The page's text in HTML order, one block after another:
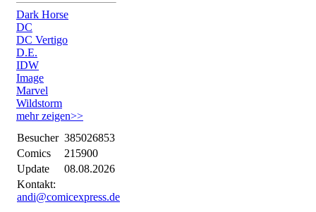
Dark Horse
DC
DC Vertigo
D.E.
IDW
Image
Marvel
Wildstorm
mehr zeigen>>
Besucher 385026853
Comics
215900
Update
08.08.2026
Kontakt:
andi@comicexpress.de